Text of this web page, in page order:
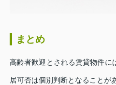
まとめ
高齢者歓迎とされる賃貸物件に
居可否は個別判断となることが